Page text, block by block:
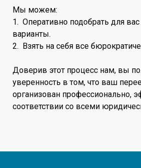
Мы можем:
1. Оперативно подобрать для
варианты.
2. Взять на себя все
Доверив этот процесс нам, вы
уверенность в том, что ваш
организован профессионально,
соответствии со всеми